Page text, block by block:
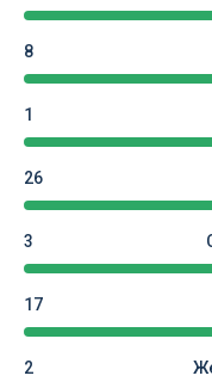
8
1
26
3
17
2